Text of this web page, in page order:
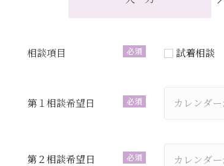
相談項目 必須 試着相談
第１相談希望日 必須
第２相談希望日 必須